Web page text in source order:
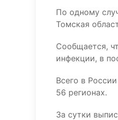
По одному
Томская
Сообщается,
инфекции, в
Всего в
56 регионах.
За сутки